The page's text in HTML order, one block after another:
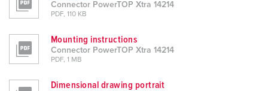
Connector PowerTOP Xtra 14214
PDF, 110 KB
Mounting instructions
Connector PowerTOP Xtra 14214
PDF, 1 MB
Dimensional drawing portrait